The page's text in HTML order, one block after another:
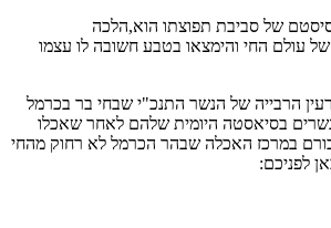
של סביבת תפוצתו הוא,הלכה
עולם החי והימצאו בטבע חשובה לו עצמו
הרבייה של הנשר התנכ"י שבחי בר בכרמל
בסיאסטה היומית שלהם לאחר שאכלו
במרכז האכלה שבהר הכרמל לא רחוק מהחי
לפניכם: